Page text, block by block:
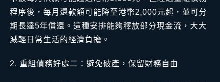
程序後，每月還款額可能降至港幣2,000元起，並可分
期長達5年償還。這種安排能夠釋放部分現金流，大大
減輕日常生活的經濟負擔。
重組債務好處二：避免破產，保留財務自由